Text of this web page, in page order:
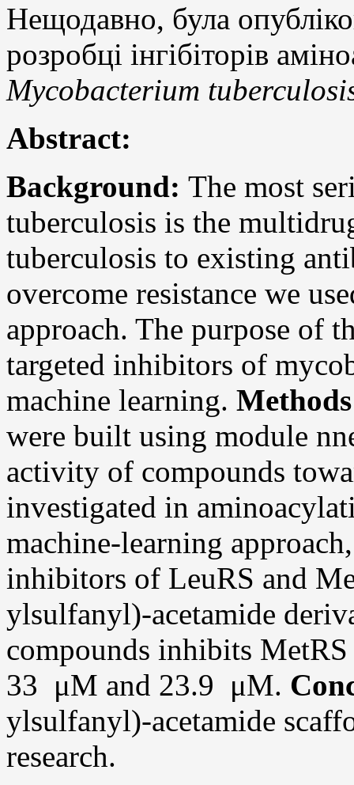
Нещодавно, була
розробці інгібіторів
Mycobacterium
Abstract:
Background: The most
tuberculosis is the
tuberculosis to existing
overcome resistance we
approach. The purpose of
targeted inhibitors of
machine learning.
were built using module
activity of compounds
investigated in
machine-learning
inhibitors of LeuRS and
ylsulfanyl)-acetamide
compounds inhibits
33 μM and 23.9 μM.
ylsulfanyl)-acetamide
research.